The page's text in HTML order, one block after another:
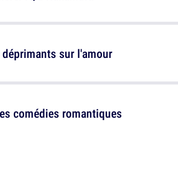
comédies romantiques
sur l'amour